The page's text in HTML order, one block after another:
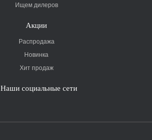
Ищем дилеров
Акции
Распродажа
Новинка
Хит продаж
Наши социальные сети